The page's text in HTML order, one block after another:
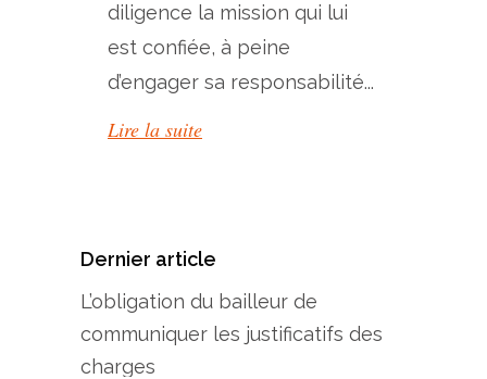
diligence la mission qui lui
est confiée, à peine
d’engager sa responsabilité...
Lire la suite
Dernier article
L’obligation du bailleur de
communiquer les justificatifs des
charges